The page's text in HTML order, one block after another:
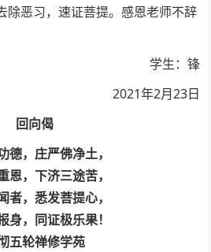
除恶习，速证菩提。感恩老师不辞
学生：锋
2021年2月23日
回向偈
德，庄严佛净土，
恩，下济三途苦，
者，悉发菩提心，
身，同证极乐果！
五轮禅修学苑